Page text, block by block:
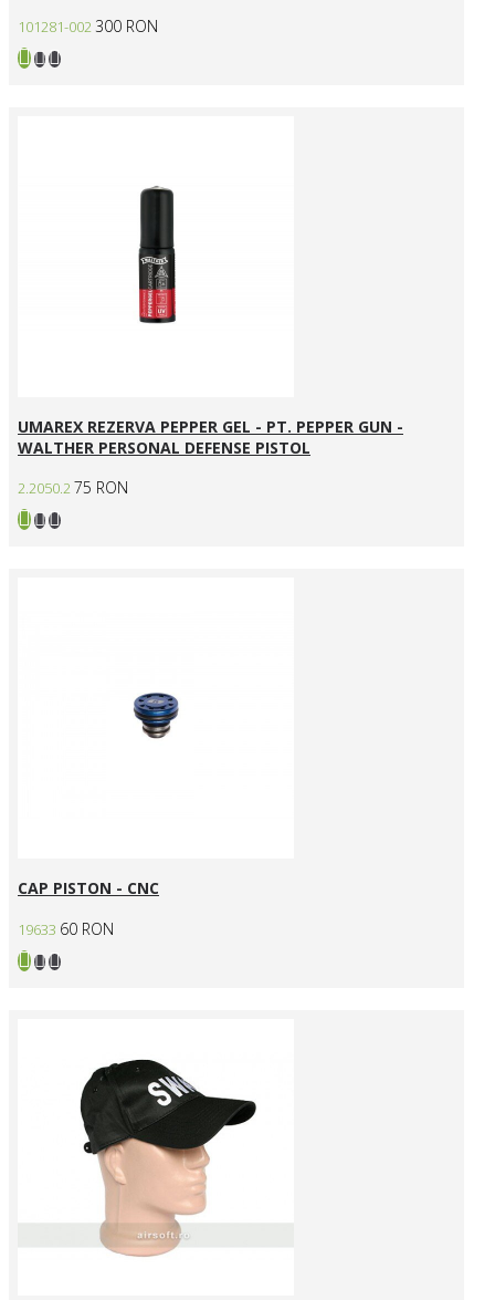
101281-002 300 RON
UMAREX REZERVA PEPPER GEL - PT. PEPPER GUN -
WALTHER PERSONAL DEFENSE PISTOL
2.2050.275 RON
CAP PISTON - CNC
19633 60 RON